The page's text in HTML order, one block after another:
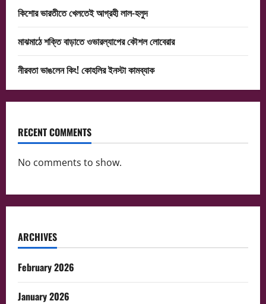
কিশোর ভারতীতে খেলতেই আগ্রহী লাল-হলুদ
মাঝমাঠে শক্তি বাড়াতে ওভারল্যাপের কৌশল লোবেরার
নীরবতা ভাঙলেন কিং! কোহলির ইনস্টা কামব্যাক
RECENT COMMENTS
No comments to show.
ARCHIVES
February 2026
January 2026